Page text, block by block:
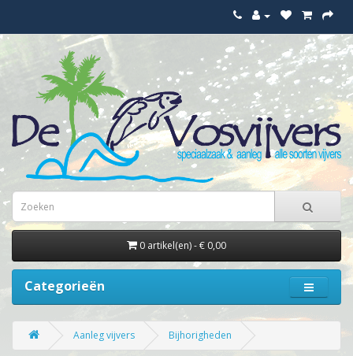
0 artikel(en) - € 0,00
Categorieën
Aanleg vijvers Bijhorigheden